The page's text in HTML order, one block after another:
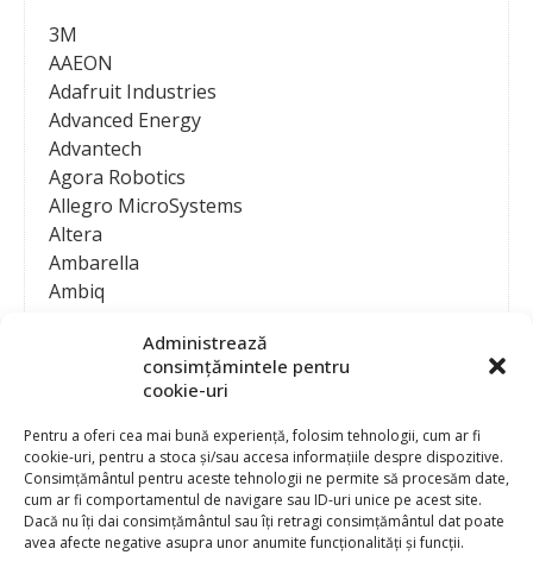
Administrează
consimțămintele pentru
cookie-uri
Pentru a oferi cea mai bună experiență, folosim tehnologii, cum ar fi
cookie-uri, pentru a stoca și/sau accesa informațiile despre dispozitive.
Consimțământul pentru aceste tehnologii ne permite să procesăm date,
cum ar fi comportamentul de navigare sau ID-uri unice pe acest site.
Dacă nu îți dai consimțământul sau îți retragi consimțământul dat poate
avea afecte negative asupra unor anumite funcționalități și funcții.
3M
AAEON
Adafruit Industries
Advanced Energy
Advantech
Agora Robotics
Allegro MicroSystems
Altera
Ambarella
Ambiq
Analog Devices
Anritsu Corporation
Ansys
APS
Arduino
Arm
Asentics